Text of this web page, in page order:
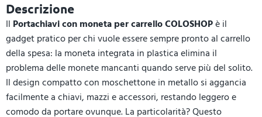
Descrizione
Il Portachiavi con moneta per carrello COLOSHOPè il
gadget pratico per chi vuole essere sempre pronto al carrello
della spesa: la moneta integrata in plastica elimina il
problema delle monete mancanti quando serve più del solito.
Il design compatto con moschettone in metallo si aggancia
facilmente a chiavi, mazzi e accessori, restando leggero e
comodo da portare ovunque. La particolarità? Questo